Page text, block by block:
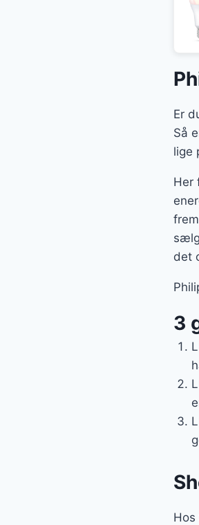
Er
Så
lige
Her
det
3
Hos